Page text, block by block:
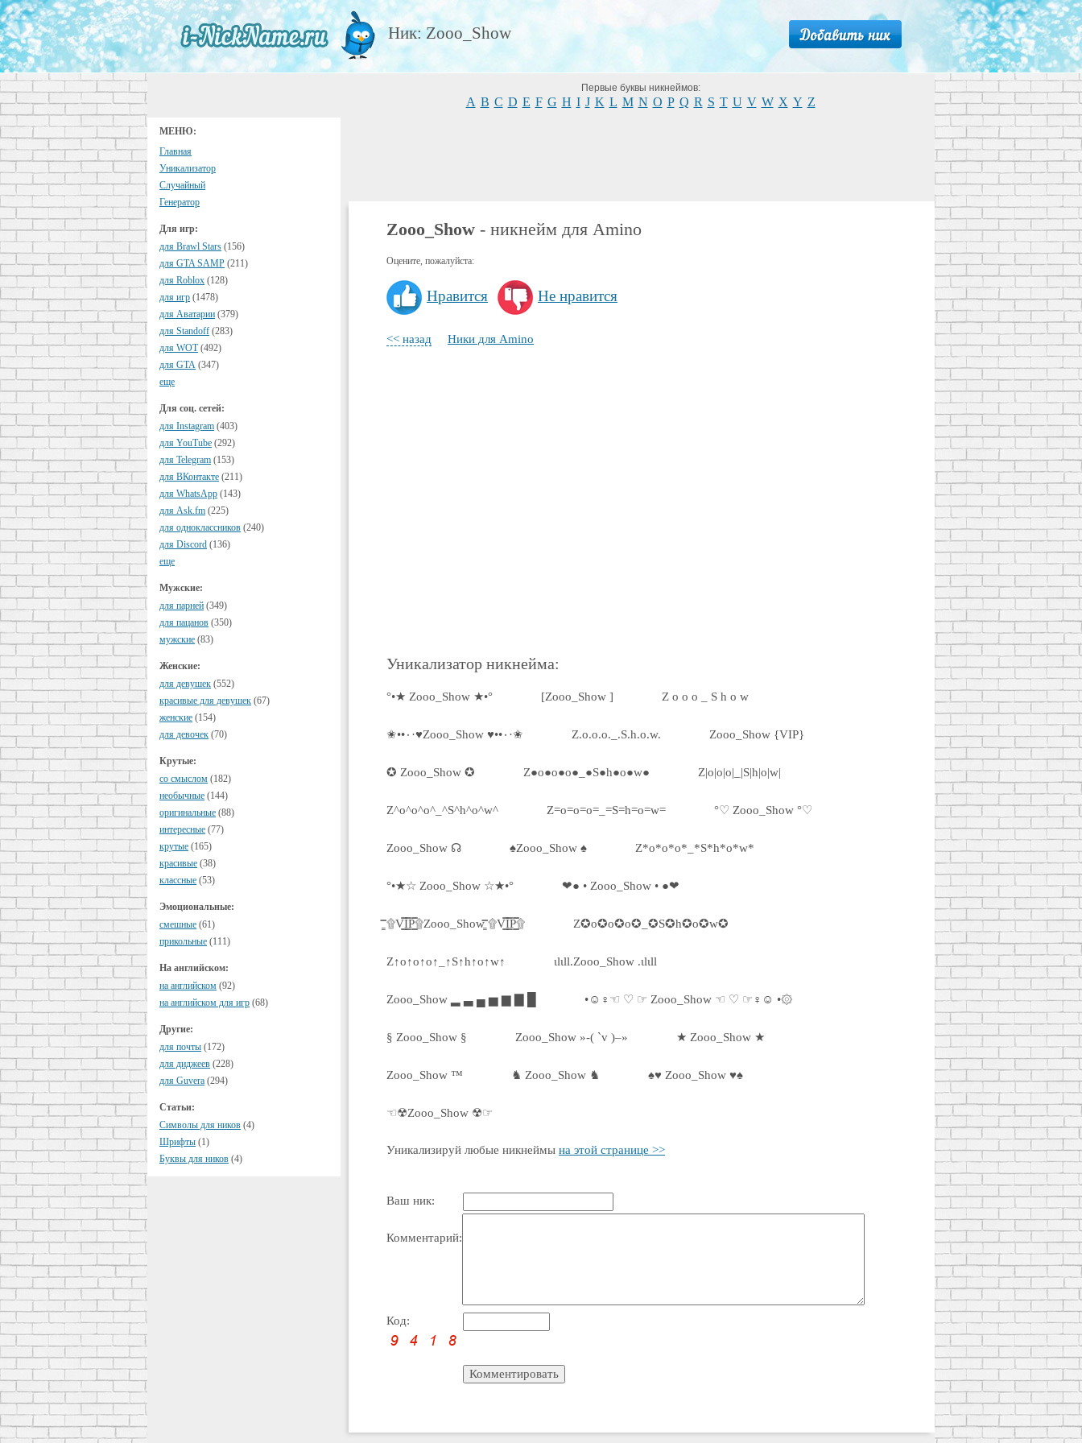
Ник: Zooo_Show
МЕНЮ:
Главная
Уникализатор
Случайный
Генератор
Для игр:
для Brawl Stars (156)
для GTA SAMP (211)
для Roblox (128)
для игр (1478)
для Аватарии (379)
для Standoff (283)
для WOT (492)
для GTA (347)
еще
Для соц. сетей:
для Instagram (403)
для YouTube (292)
для Telegram (153)
для ВКонтакте (211)
для WhatsApp (143)
для Ask.fm (225)
для одноклассников (240)
для Discord (136)
еще
Мужские:
для парней (349)
для пацанов (350)
мужские (83)
Женские:
для девушек (552)
красивые для девушек (67)
женские (154)
для девочек (70)
Крутые:
cо смыслом (182)
необычные (144)
оригинальные (88)
интересные (77)
крутые (165)
красивые (38)
классные (53)
Эмоциональные:
смешные (61)
прикольные (111)
На английском:
на английском (92)
на английском для игр (68)
Другие:
для почты (172)
для диджеев (228)
для Guvera (294)
Статьи:
Символы для ников (4)
Шрифты (1)
Буквы для ников (4)
Первые буквы никнеймов:
A B C D E F G H I J K L M N O P Q R S T U V W X Y Z
Zooo_Show - никнейм для Amino
Оцените, пожалуйста:
Нравится Не нравится
<< назад Ники для Amino
Уникализатор никнейма:
°•★ Zooo_Show ★•° [Zooo_Show ] Z o o o _ S h o w
✬••٠·♥Zooo_Show ♥••٠·✬ Z.o.o.o._.S.h.o.w. Zooo_Show {VIP}
✪ Zooo_Show ✪ Z●o●o●o●_●S●h●o●w● Z|o|o|o|_|S|h|o|w|
Z^o^o^o^_^S^h^o^w^ Z=o=o=o=_=S=h=o=w= °♡ Zooo_Show °♡
Zooo_Show ☊ ♠Zooo_Show ♠ Z*o*o*o*_*S*h*o*w*
°•★☆ Zooo_Show ☆★•° ❤● • Zooo_Show • ●❤
۩͇̿V͇̿I͇̿P͇̿۩Zooo_Show ۩͇̿V͇̿I͇̿P͇̿۩ Z✪o✪o✪o✪_✪S✪h✪o✪w✪
Z↑o↑o↑o↑_↑S↑h↑o↑w↑ ιlιll.Zooo_Show .ιlιll
Zooo_Show ▂ ▃ ▄ ▅ ▆ ▇ █ •☺♀☜ ♡ ☞ Zooo_Show ☜ ♡ ☞♀☺ •۞
§ Zooo_Show § Zooo_Show »-( `v )–» ★ Zooo_Show ★
Zooo_Show ™ ♞ Zooo_Show ♞ ♠♥ Zooo_Show ♥♠
☜☢Zooo_Show ☢☞
Уникализируй любые никнеймы на этой странице >>
Ваш ник:
Комментарий:
Код: